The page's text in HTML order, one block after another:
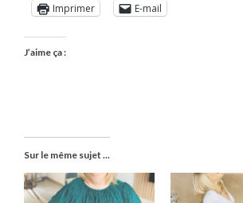
Imprimer
E-mail
J’aime ça :
Sur le même sujet ...